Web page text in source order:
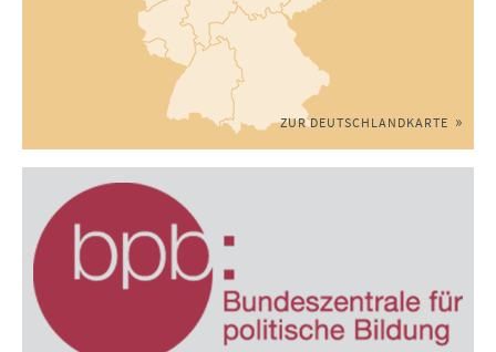
ZUR DEUTSCHLANDKARTE